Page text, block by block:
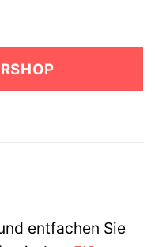
€.
entfachen Sie